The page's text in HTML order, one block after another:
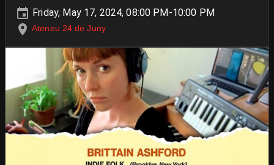
Friday, May 17, 2024, 08:00 PM-10:00 PM
Ateneu 24 de Juny